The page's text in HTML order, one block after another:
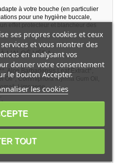
à votre bouche (en particulier
pour une hygiène buccale,
effet protecteur et blancheur des
L'ALOÉ VÉRA :
Aloe Barbadensis Leaf Extract*,
Oil*, Commiphora Myrrha Gum Oil,
Limonene.
minerals.
ses propres cookies et ceux
et vous montrer des
en analysant vos
donner votre consentement
le bouton Accepter.
les cookies
TOUT